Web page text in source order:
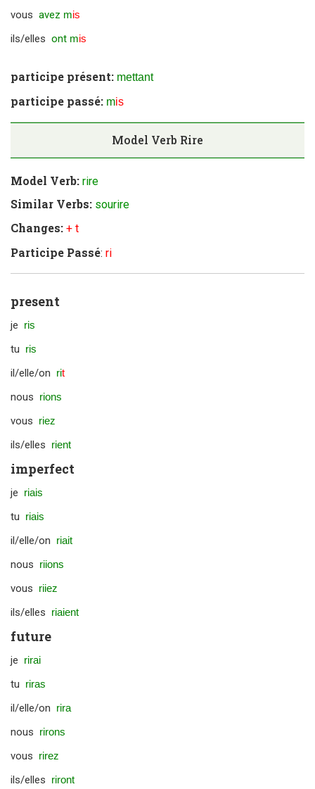
vous avez mis
ils/elles ont mis
participe présent: mettant
participe passé: mis
Model Verb Rire
Model Verb: rire
Similar Verbs: sourire
Changes: + t
Participe Passé: ri
present
je ris
tu ris
il/elle/on rit
nous rions
vous riez
ils/elles rient
imperfect
je riais
tu riais
il/elle/on riait
nous riions
vous riiez
ils/elles riaient
future
je rirai
tu riras
il/elle/on rira
nous rirons
vous rirez
ils/elles riront